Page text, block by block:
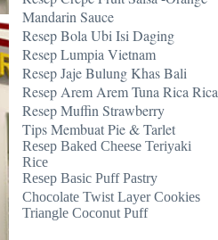
Mandarin Sauce
Resep Bola Ubi Isi Daging
Resep Lumpia Vietnam
Resep Jaje Bulung Khas Bali
Resep Arem Arem Tuna Rica Rica
Resep Muffin Strawberry
Tips Membuat Pie & Tarlet
Resep Baked Cheese Teriyaki
Rice
Resep Basic Puff Pastry
Chocolate Twist Layer Cookies
Triangle Coconut Puff